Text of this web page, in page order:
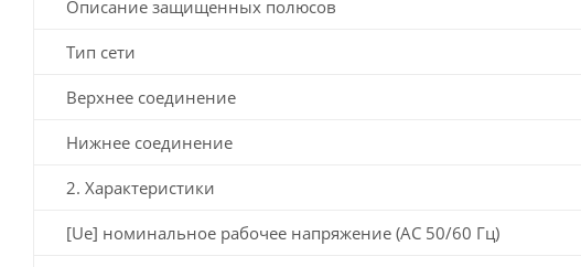
Описание защищенных полюсов
Тип сети
Верхнее соединение
Нижнее соединение
2. Характеристики
[Ue] номинальное рабочее напряжение (AC 50/60 Гц)